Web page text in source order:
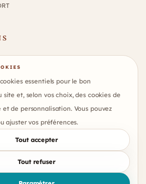
Software - Tous droits réservés.
essentiels pour le bon
et, selon vos choix, des cookies de
et de personnalisation. Vous pouvez
ajuster vos préférences.
Tout accepter
Tout refuser